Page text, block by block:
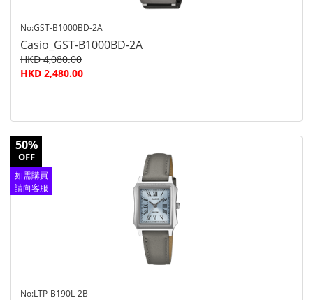
No:GST-B1000BD-2A
Casio_GST-B1000BD-2A
HKD 4,080.00
HKD 2,480.00
50%
OFF
如需購買
請向客服
No:LTP-B190L-2B